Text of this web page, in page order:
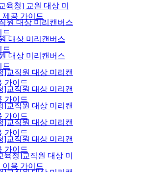
육청] 교원 대상 미
제공 가이드
원 대상 미리캔버스
드
대상 미리캔버스
드
대상 미리캔버스
드
]교직원 대상 미리캔
가이드
]교직원 대상 미리캔
가이드
]교직원 대상 미리캔
가이드
]교직원 대상 미리캔
가이드
]교직원 대상 미리캔
가이드
청]교직원 대상 미
이용 가이드